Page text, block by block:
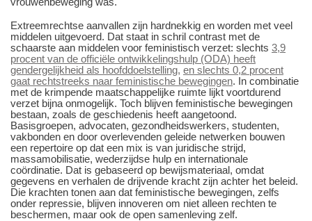
Extreemrechtse aanvallen zijn hardnekkig en worden met veel
middelen uitgevoerd. Dat staat in schril contrast met de
schaarste aan middelen voor feministisch verzet: slechts 3,9
procent van de officiële ontwikkelingshulp (ODA) heeft
gendergelijkheid als hoofddoelstelling, en slechts 0,2 procent
gaat rechtstreeks naar feministische bewegingen. In combinatie
met de krimpende maatschappelijke ruimte lijkt voortdurend
verzet bijna onmogelijk. Toch blijven feministische bewegingen
bestaan, zoals de geschiedenis heeft aangetoond.
Basisgroepen, advocaten, gezondheidswerkers, studenten,
vakbonden en door overlevenden geleide netwerken bouwen
een repertoire op dat een mix is van juridische strijd,
massamobilisatie, wederzijdse hulp en internationale
coördinatie. Dat is gebaseerd op bewijsmateriaal, omdat
gegevens en verhalen de drijvende kracht zijn achter het beleid.
Die krachten tonen aan dat feministische bewegingen, zelfs
onder repressie, blijven innoveren om niet alleen rechten te
beschermen, maar ook de open samenleving zelf.